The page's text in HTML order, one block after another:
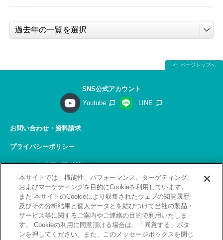
ページトップへ
SNS公式アカウント
Youtube
LINE
お問い合わせ・資料請求
プライバシーポリシー
ソーシャルメディアポリシー
サイトの利用について
サイトマップ
関連リンク
本サイトでは、機能性、パフォーマンス、ターゲティング、
およびマーケティングを目的にCookieを利用しています。
また 本サイトのCookieにより収集されたウェブの閲覧履歴
及びその分析結果と個人データとを結びつけて当社の製品・
サービス等に関するご案内やご連絡の目的で利用いたしま
す。 Cookieの利用に同意頂ける場合は、「同意する」ボタ
ンを押してください。また、このメッセージボックスを閉じ